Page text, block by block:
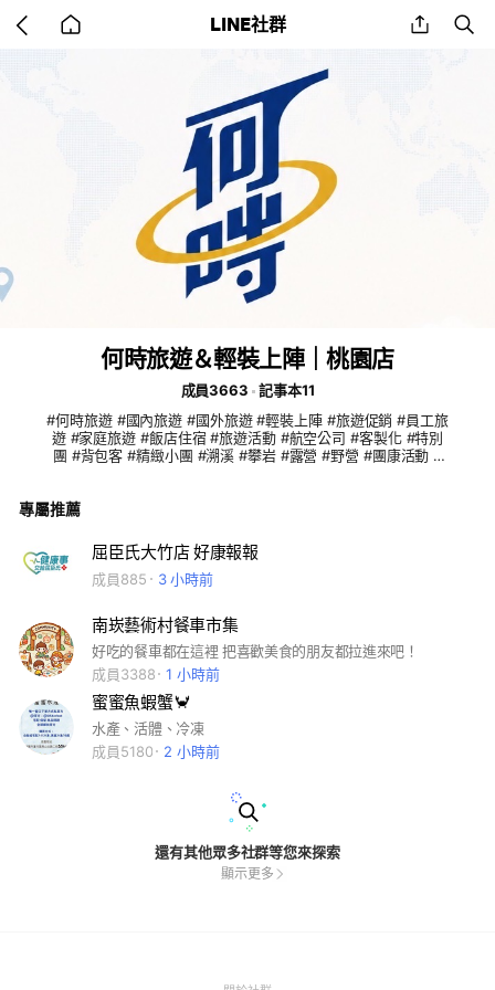
back LINE社群 share
何時旅遊＆輕裝上陣｜桃園店
成員3663
記事本11
#何時旅遊 #國內旅遊 #國外旅遊 #輕裝上陣 #旅遊促銷 #員工旅
遊 #家庭旅遊 #飯店住宿 #旅遊活動 #航空公司 #客製化 #特別
團 #背包客 #精緻小團 #溯溪 #攀岩 #露營 #野營 #團康活動 #
專屬推薦
屈臣氏大竹店 好康報報
成員885 3 小時前
南崁藝術村餐車市集
好吃的餐車都在這裡 把喜歡美食的朋友都拉進來吧！
成員3388
1 小時前
蜜蜜魚蝦蟹🦀️
水產、活體、冷凍
成員5180
2 小時前
還有其他眾多社群等您來探索
顯示更多